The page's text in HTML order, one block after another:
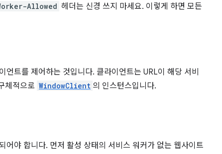
Allowed 헤더는 신경 쓰지 마세요. 이렇게 하면 모든
트를 제어하는 것입니다. 클라이언트는 URL이 해당 서비
체적으로 WindowClient 의 인스턴스입니다.
어야 합니다. 먼저 활성 상태의 서비스 워커가 없는 웹사이트